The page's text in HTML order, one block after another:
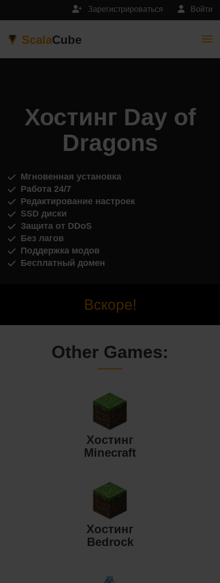
Войти
Зарегистрироваться
ScalaCube
Хостинг Day of
Dragons
Мгновенная установка
Работа 24/7
Редактирование настроек
SSD диски
Защита от DDoS
Без лагов
Поддержка модов
Бесплатный домен
Вскоре!
Other Games:
Хостинг
Minecraft
Хостинг
Bedrock